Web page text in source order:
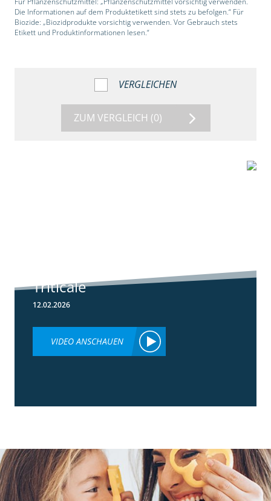
Die Informationen auf dem Produktetikett sind stets zu befolgen.“ Für
Biozide: „Biozidprodukte vorsichtig verwenden. Vor Gebrauch stets
Etikett und Produktinformationen lesen.“
VERGLEICHEN
ZUM VERGLEICH (0)
Triticale
12.02.2026
VIDEO ANSCHAUEN